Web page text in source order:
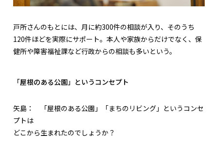
戸所さんのもとには、月に約300件の相談が入り、そのうち
120件ほどを実際にサポート。本人や家族からだけでなく、保
健所や障害福祉課など行政からの相談も多いという。
「屋根のある公園」というコンセプト
矢島：
「屋根のある公園」「まちのリビング」というコンセ
プトは
どこから生まれたのでしょうか？